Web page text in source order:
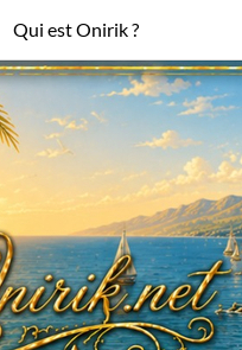
Qui est Onirik ?